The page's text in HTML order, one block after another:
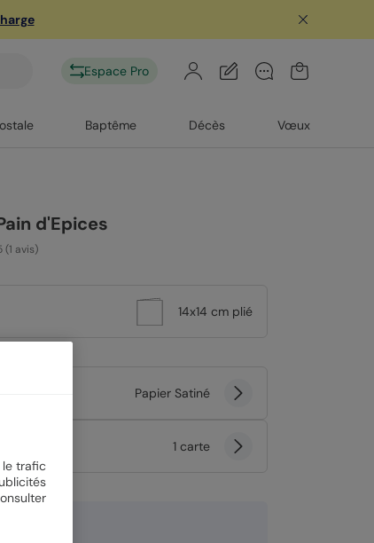
Espace Pro
Baptême Décès Vœux
d'Epices
(1 avis)
14x14 cm plié
Papier Satiné
1 carte
trafic